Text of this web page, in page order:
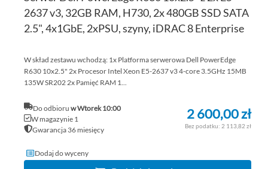
2637 v3, 32GB RAM, H730, 2x 480GB SSD SATA
2.5", 4x1GbE, 2xPSU, szyny, iDRAC 8 Enterprise
W skład zestawu wchodzą: 1x Platforma serwerowa Dell PowerEdge
R630 10x2.5" 2x Procesor Intel Xeon E5-2637 v3 4-core 3.5GHz 15MB
135W SR202 2x Pamięć RAM 1...
Do odbioruw Wtorek 10:00
W magazynie 1
Gwarancja 36 miesięcy
2 600,00 zł
2 113,82 zł
Dodaj do wyceny